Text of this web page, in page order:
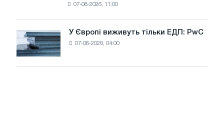
трамвайних
колій
07-08-2026, 11:00
Європі
виживуть
тільки
У Європі виживуть тільки ЕДП: PwC
07-08-2026, 04:00